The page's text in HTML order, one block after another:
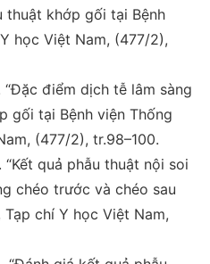
thuật khớp gối tại Bệnh
học Việt Nam, (477/2),
“Đặc điểm dịch tễ lâm sàng
gối tại Bệnh viện Thống
, (477/2), tr.98–100.
“Kết quả phẫu thuật nội soi
chéo trước và chéo sau
Tạp chí Y học Việt Nam,